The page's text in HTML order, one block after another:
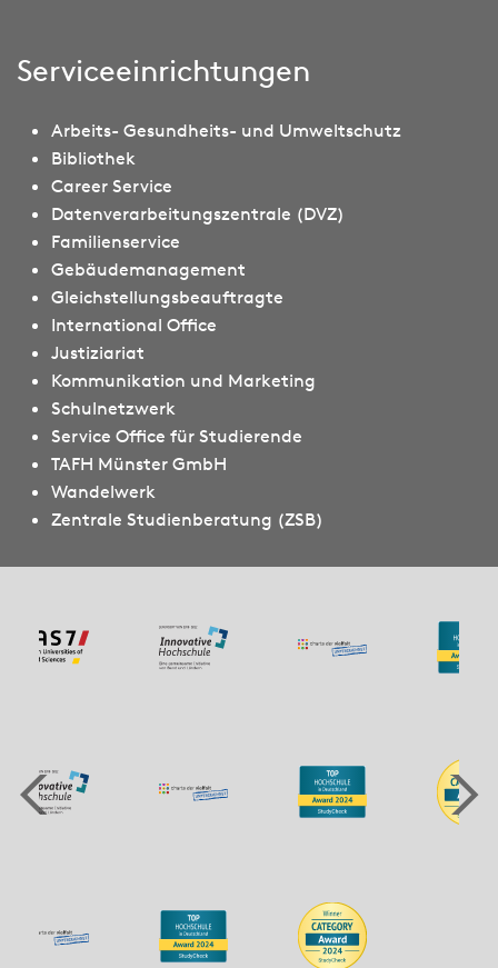
Serviceeinrichtungen
Arbeits- Gesundheits- und Umweltschutz
Bibliothek
Career Service
Datenverarbeitungszentrale (DVZ)
Familienservice
Gebäudemanagement
Gleichstellungsbeauftragte
International Office
Justiziariat
Kommunikation und Marketing
Schulnetzwerk
Service Office für Studierende
TAFH Münster GmbH
Wandelwerk
Zentrale Studienberatung (ZSB)